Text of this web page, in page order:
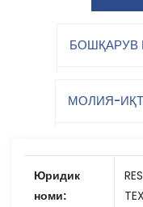
БОШҚАРУВ
МОЛИЯ-
Юридик
номи: